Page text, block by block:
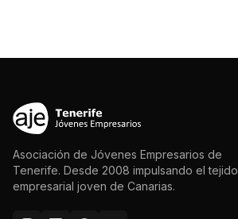
Asociación de Jóvenes Empresarios de
Tenerife. Desde 2008 impulsando el tejido
empresarial joven de Canarias.